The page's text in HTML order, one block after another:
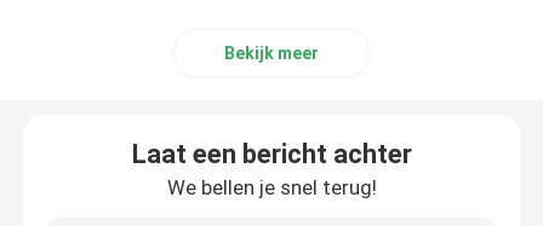
Bekijk meer
Laat een bericht achter
We bellen je snel terug!